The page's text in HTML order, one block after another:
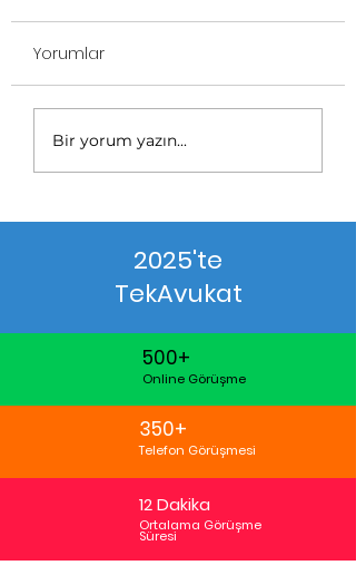
Yorumlar
Bir yorum yazın...
2025'te
TekAvukat
500+
Online Görüşme
350+
Telefon Görüşmesi
12 Dakika
Ortalama Görüşme
Süresi